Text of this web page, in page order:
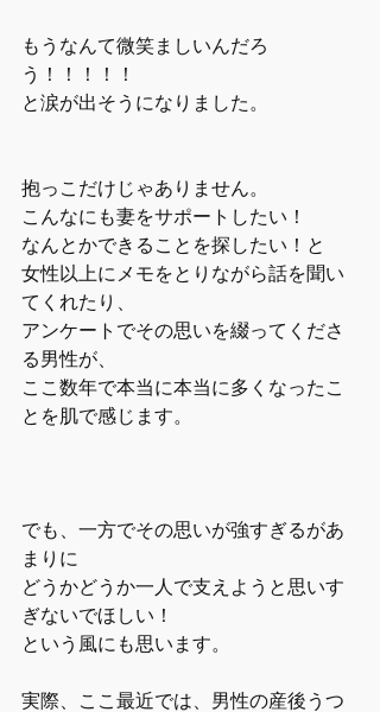
もうなんて微笑ましいんだろ
う！！！！！
と涙が出そうになりました。
抱っこだけじゃありません。
こんなにも妻をサポートしたい！
なんとかできることを探したい！と
女性以上にメモをとりながら話を聞い
てくれたり、
アンケートでその思いを綴ってくださ
る男性が、
ここ数年で本当に本当に多くなったこ
とを肌で感じます。
でも、一方でその思いが強すぎるがあ
まりに
どうかどうか一人で支えようと思いす
ぎないでほしい！
という風にも思います。
実際、ここ最近では、男性の産後うつ